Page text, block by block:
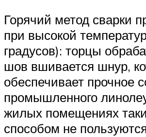
Горячий метод сварки
при высокой
градусов): торцы
шов вшивается шнур,
обеспечивает прочное
промышленного
жилых помещениях
способом не